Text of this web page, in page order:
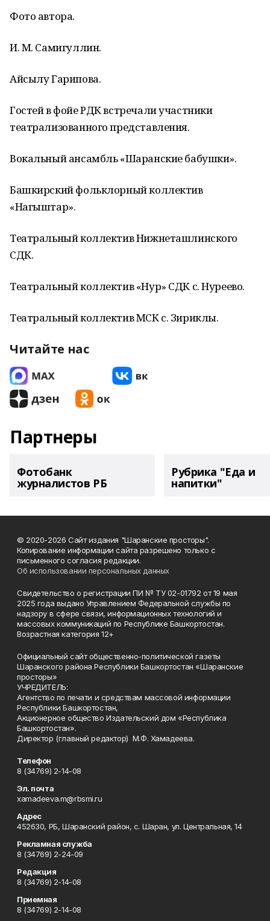
Фото автора.
И. М. Самигуллин.
Айсылу Гарипова.
Гостей в фойе РДК встречали участники
театрализованного представления.
Вокальный ансамбль «Шаранские бабушки».
Башкирский фольклорный коллектив
«Нагыштар».
Театральный коллектив Нижнеташлинского
СДК.
Театральный коллектив «Нур» СДК с. Нуреево.
Театральный коллектив МСК с. Зириклы.
Читайте нас
Партнеры
Фотобанк
журналистов РБ
Рубрика "Еда и
напитки"
© 2020-2026 Сайт издания "Шаранские просторы".
Копирование информации сайта разрешено только с
письменного согласия редакции.
Об использовании персональных данных
Свидетельство о регистрации ПИ № ТУ 02-01792 от 19 мая
2025 года выдано Управлением Федеральной службы по
надзору в сфере связи, информационных технологий и
массовых коммуникаций по Республике Башкортостан.
Возрастная категория 12+
Официальный сайт общественно-политической газеты
Шаранского района Республики Башкортостан «Шаранские
просторы»
УЧРЕДИТЕЛЬ:
Агентство по печати и средствам массовой информации
Республики Башкортостан,
Акционерное общество Издательский дом «Республика
Башкортостан».
Директор (главный редактор) М.Ф. Хамадеева.
Телефон
8 (34769) 2-14-08
Эл. почта
xamadeeva.m@rbsmi.ru
Адрес
452630, РБ, Шаранский район, с. Шаран, ул. Центральная, 14
Рекламная служба
8 (34769) 2-24-09
Редакция
8 (34769) 2-14-08
Приемная
8 (34769) 2-14-08